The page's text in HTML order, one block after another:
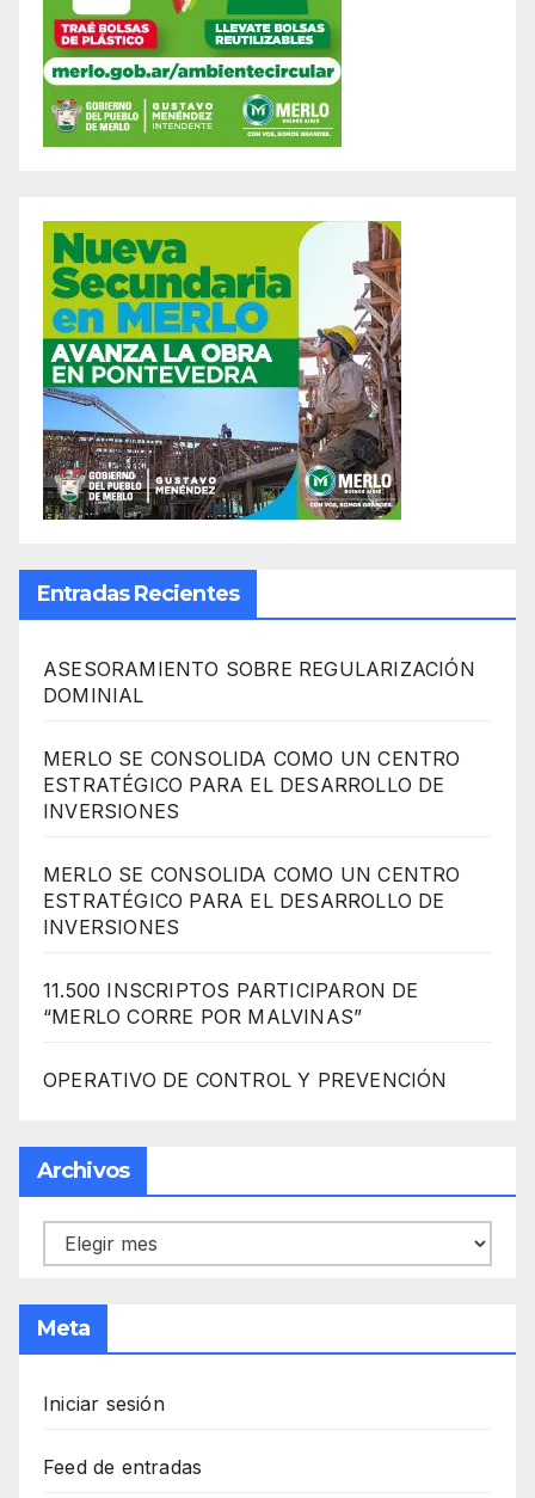
Entradas Recientes
ASESORAMIENTO SOBRE REGULARIZACIÓN
DOMINIAL
MERLO SE CONSOLIDA COMO UN CENTRO
ESTRATÉGICO PARA EL DESARROLLO DE
INVERSIONES
MERLO SE CONSOLIDA COMO UN CENTRO
ESTRATÉGICO PARA EL DESARROLLO DE
INVERSIONES
11.500 INSCRIPTOS PARTICIPARON DE
“MERLO CORRE POR MALVINAS”
OPERATIVO DE CONTROL Y PREVENCIÓN
Archivos
Archivos
Meta
Iniciar sesión
Feed de entradas